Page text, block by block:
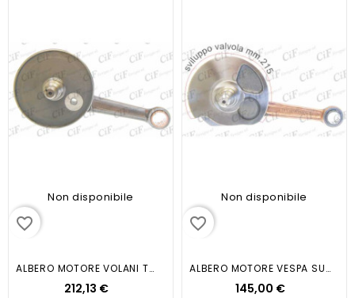
Non disponibile
favorite_border
ALBERO MOTORE VOLANI TONDI VESPA...
212,13 €
Non disponibile
favorite_border
ALBERO MOTORE VESPA SUPER - SPRINT
145,00 €